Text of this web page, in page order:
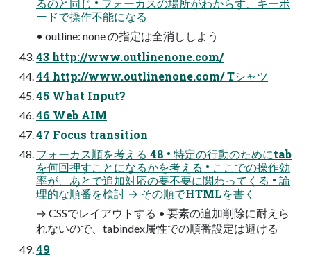
るのと同じ • フォーカスの場所がわからず、キーボ
ードで操作不能になる
• outline: none の指定は全消ししよう
43 http://www.outlinenone.com/
44 http://www.outlinenone.com/ Tシャツ
45 What Input?
46 Web AIM
47 Focus transition
フォーカス順を考える 48 • 特定の行動のためにtab
を何回押すことになるかを考える • ここでの操作効
率が、あとで追加対応の要不要に関わってくる • 論
理的な順番を検討 → その順でHTMLを書く
→ CSSでレイアウトする • 要素の追加削除に耐えら
れないので、tabindex属性での順番設定は避ける
49